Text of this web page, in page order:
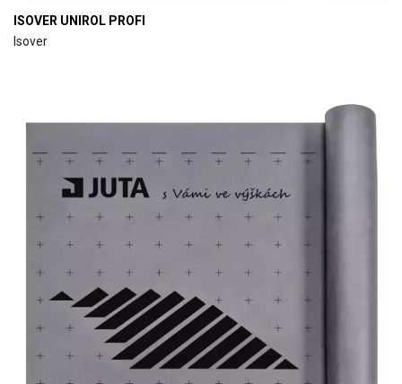
ISOVER UNIROL PROFI
Isover